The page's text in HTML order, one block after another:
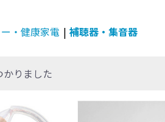
・健康家電 | 補聴器・集音器
かりました